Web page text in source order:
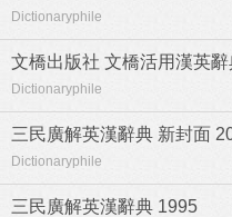
Dictionaryphile
文橋出版社 文橋活用漢英辭
Dictionaryphile
三民廣解英漢辭典 新封面
Dictionaryphile
三民廣解英漢辭典 1995